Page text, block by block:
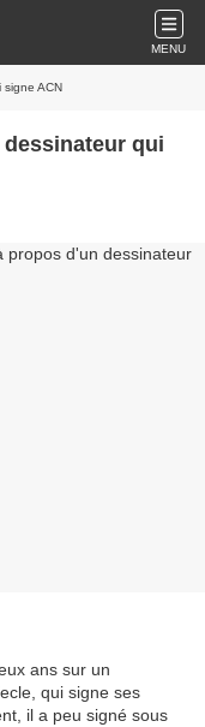
MENU
ACN
qui
ans sur un
qui signe ses
il a peu signé sous